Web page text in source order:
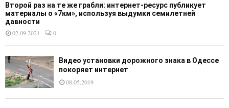
Второй раз на те же грабли: интернет-ресурс публикует
материалы о «7км», используя выдумки семилетней
давности
02.09.2021
0
Видео установки дорожного знака в Одессе
покоряет интернет
08.05.2019